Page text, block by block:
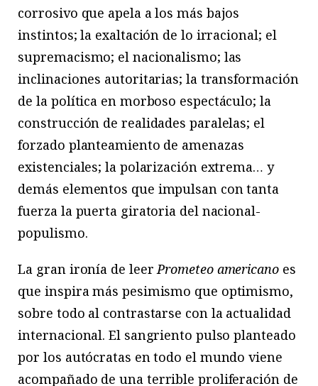
corrosivo que apela a los más bajos
instintos; la exaltación de lo irracional; el
supremacismo; el nacionalismo; las
inclinaciones autoritarias; la transformación
de la política en morboso espectáculo; la
construcción de realidades paralelas; el
forzado planteamiento de amenazas
existenciales; la polarización extrema… y
demás elementos que impulsan con tanta
fuerza la puerta giratoria del nacional-
populismo.
La gran ironía de leerPrometeo americanoes
que inspira más pesimismo que optimismo,
sobre todo al contrastarse con la actualidad
internacional. El sangriento pulso planteado
por los autócratas en todo el mundo viene
acompañado de una terrible proliferación de